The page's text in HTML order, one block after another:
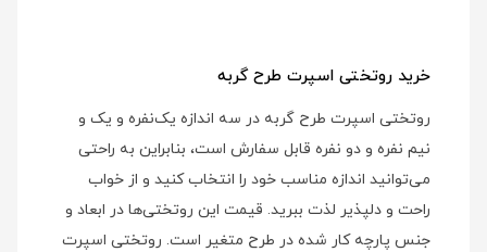
خرید روتختی اسپرت طرح گربه
روتختی اسپرت طرح گربه در سه اندازه یک‌نفره و یک و
نیم نفره و دو نفره قابل سفارش است، بنابراین به راحتی
می‌توانید اندازه مناسب خود را انتخاب کنید و از خواب
راحت و دلپذیر لذت ببرید. قیمت این روتختی‌ها در ابعاد و
جنس پارچه کار شده در طرح متغیر است. روتختی اسپرت